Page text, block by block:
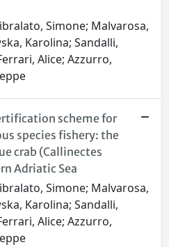
Simone; Malvarosa,
Karolina; Sandalli,
Alice; Azzurro,
scheme for
species fishery: the
crab (Callinectes
Adriatic Sea
Simone; Malvarosa,
Karolina; Sandalli,
Alice; Azzurro,